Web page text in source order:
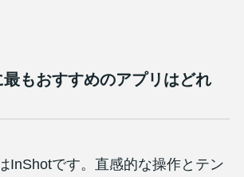
もおすすめのアプリはどれ
InShotです。直感的な操作とテン